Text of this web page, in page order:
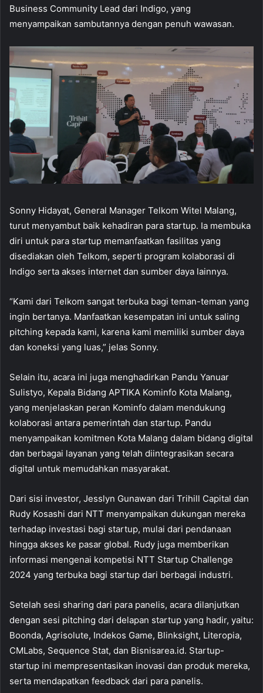
Business Community Lead dari Indigo, yang
menyampaikan sambutannya dengan penuh wawasan.
Sonny Hidayat, General Manager Telkom Witel Malang,
turut menyambut baik kehadiran para startup. Ia membuka
diri untuk para startup memanfaatkan fasilitas yang
disediakan oleh Telkom, seperti program kolaborasi di
Indigo serta akses internet dan sumber daya lainnya.
“Kami dari Telkom sangat terbuka bagi teman-teman yang
ingin bertanya. Manfaatkan kesempatan ini untuk saling
pitching kepada kami, karena kami memiliki sumber daya
dan koneksi yang luas,” jelas Sonny.
Selain itu, acara ini juga menghadirkan Pandu Yanuar
Sulistyo, Kepala Bidang APTIKA Kominfo Kota Malang,
yang menjelaskan peran Kominfo dalam mendukung
kolaborasi antara pemerintah dan startup. Pandu
menyampaikan komitmen Kota Malang dalam bidang digital
dan berbagai layanan yang telah diintegrasikan secara
digital untuk memudahkan masyarakat.
Dari sisi investor, Jesslyn Gunawan dari Trihill Capital dan
Rudy Kosashi dari NTT menyampaikan dukungan mereka
terhadap investasi bagi startup, mulai dari pendanaan
hingga akses ke pasar global. Rudy juga memberikan
informasi mengenai kompetisi NTT Startup Challenge
2024 yang terbuka bagi startup dari berbagai industri.
Setelah sesi sharing dari para panelis, acara dilanjutkan
dengan sesi pitching dari delapan startup yang hadir, yaitu:
Boonda, Agrisolute, Indekos Game, Blinksight, Literopia,
CMLabs, Sequence Stat, dan Bisnisarea.id. Startup-
startup ini mempresentasikan inovasi dan produk mereka,
serta mendapatkan feedback dari para panelis.